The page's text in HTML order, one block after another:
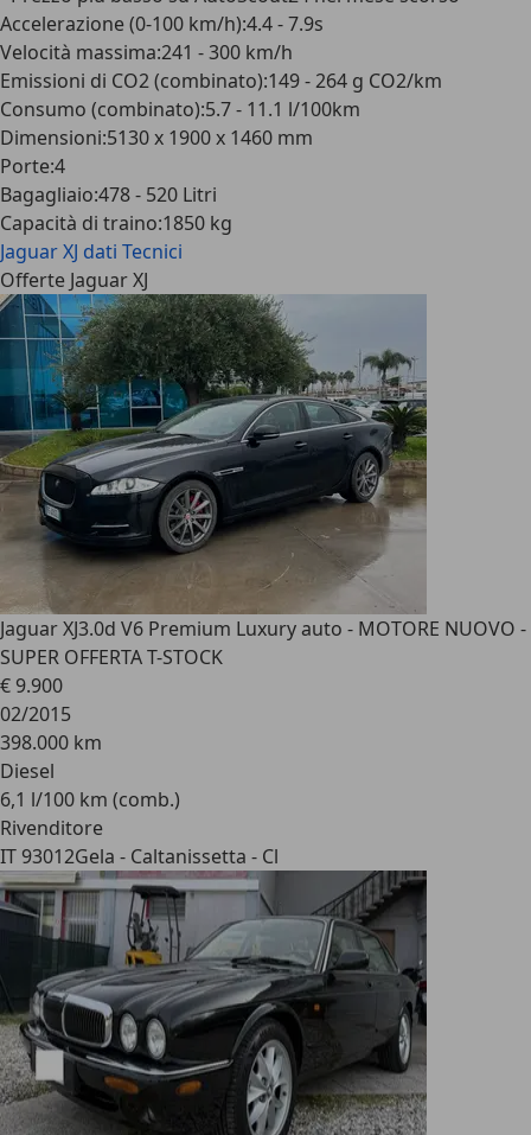
Accelerazione (0-100 km/h):4.4 - 7.9s
Velocità massima:241 - 300 km/h
Emissioni di CO2 (combinato):149 - 264 g CO2/km
Consumo (combinato):5.7 - 11.1 l/100km
Dimensioni:5130 x 1900 x 1460 mm
Porte:4
Bagagliaio:478 - 520 Litri
Capacità di traino:1850 kg
Jaguar XJ dati Tecnici
Offerte Jaguar XJ
Jaguar XJ3.0d V6 Premium Luxury auto - MOTORE NUOVO -
SUPER OFFERTA T-STOCK
€ 9.900
02/2015
398.000 km
Diesel
6,1 l/100 km (comb.)
Rivenditore
IT 93012Gela - Caltanissetta - Cl